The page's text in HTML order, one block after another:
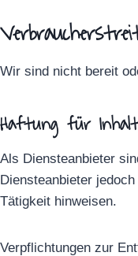
Wir sind nicht bereit
Haftung für
Als Diensteanbieter
Diensteanbieter
Tätigkeit hinweisen.
Verpflichtungen zur